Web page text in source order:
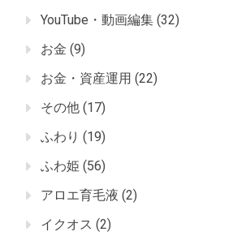
YouTube・動画編集 (32)
お金 (9)
お金・資産運用 (22)
その他 (17)
ふわり (19)
ふわ姫 (56)
アロエ育毛液 (2)
イクオス (2)